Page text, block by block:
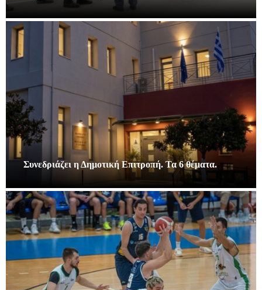
Συνεδριάζει η Δημοτική Επιτροπή. Τα 6 θέματα.